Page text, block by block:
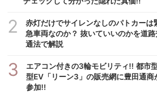
2
赤灯だけでサイレンなしのパトカーは
急車両なのか？ 抜いていいのかを道
通法で解説
3
エアコン付きの3輪モビリティ!! 都市
型EV「リーン3」の販売網に豊田通商
参加!!